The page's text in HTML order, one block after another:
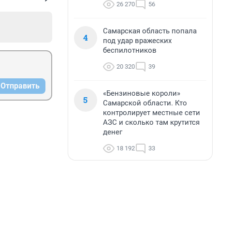
Отправить
26 270 56
4
Самарская область попала
под удар вражеских
беспилотников
20 320 39
5
«Бензиновые короли»
Самарской области. Кто
контролирует местные сети
АЗС и сколько там крутится
денег
18 192 33